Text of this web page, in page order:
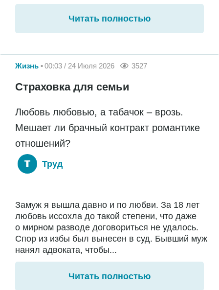
Читать полностью
Жизнь 00:03 / 24 Июля 2026 3527
Страховка для семьи
Любовь любовью, а табачок – врозь.
Мешает ли брачный контракт романтике
отношений?
Труд
Замуж я вышла давно и по любви. За 18 лет
любовь иссохла до такой степени, что даже
о мирном разводе договориться не удалось.
Спор из избы был вынесен в суд. Бывший муж
нанял адвоката, чтобы...
Читать полностью